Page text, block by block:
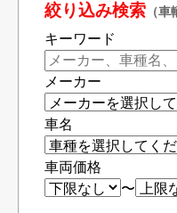
絞り込み検索（車
キーワード
メーカー
車名
車両価格
〜